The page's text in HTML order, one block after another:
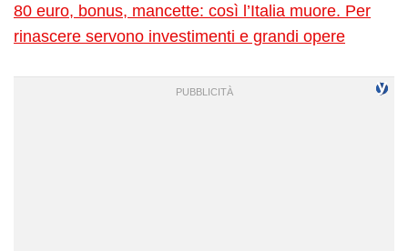
80 euro, bonus, mancette: così l’Italia muore. Per
rinascere servono investimenti e grandi opere